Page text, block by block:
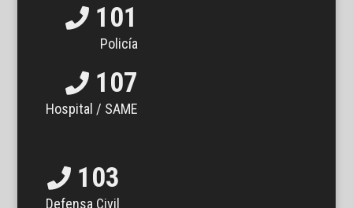
101
Policía
107
Hospital / SAME
103
Defensa Civil